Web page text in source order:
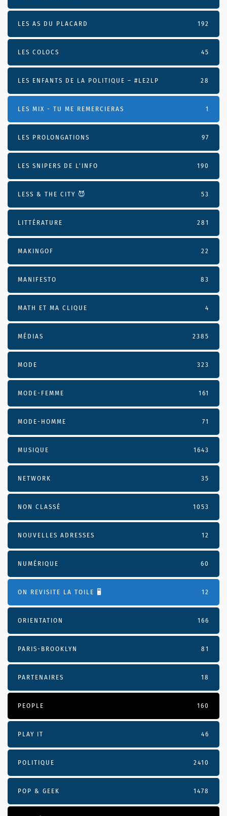
LES AS DU PLACARD 192
LES COLOCS 45
LES ENFANTS DE LA POLITIQUE – #LE2LP 28
LES MIX - TU ME REMERCIERAS 1
LES PROLONGATIONS 97
LES SNIPERS DE L’INFO 190
LESS & THE CITY 😈 53
LITTÉRATURE 281
MAKINGOF 22
MANIFESTO 83
MATH ET MA CLIQUE 4
MÉDIAS 2385
MODE 323
MODE-FEMME 161
MODE-HOMME 71
MUSIQUE 1643
NETWORK 35
NON CLASSÉ 1053
NOUVELLES ADRESSES 12
NUMÉRIQUE 60
ON REVISITE LA TOILE 🖥️ 12
ORIENTATION 166
PARIS-BROOKLYN 81
PARTENAIRES 18
PEOPLE 160
PLAY IT 46
POLITIQUE 2410
POP & GEEK 1478